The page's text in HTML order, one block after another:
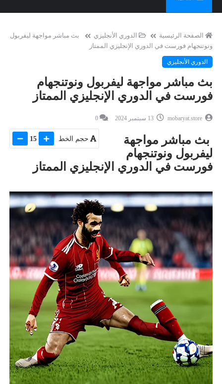
الصفحة الرئيسية الدوري الأنجليزي
بث مباشر مواجهة ليفربول
ونوتنجهام فورست في الدوري الإنجليزي الممتاز
الدوري الأنجليزي
بث مباشر مواجهة ليفربول ونوتنجهام
فورست في الدوري الإنجليزي الممتاز
mobaryat.store
0
حجم الخط 15
بث مباشر مواجهة
ليفربول ونوتنجهام
فورست في الدوري الإنجليزي الممتاز